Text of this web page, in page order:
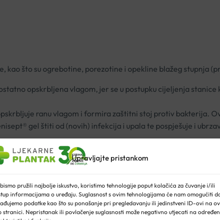
Upravljajte pristankom
pružili najbolje iskustvo, koristimo tehnologije poput kolačića za čuvanje i/ili
informacijama o uređaju. Suglasnost s ovim tehnologijama će nam omogućiti
podatke kao što su ponašanje pri pregledavanju ili jedinstveni ID-ovi na
stranici. Nepristanak ili povlačenje suglasnosti može negativno utjecati na
kao što su ogrebotine, porezotine i opekline blažeg stupnja
opskrbljena vlagom, jer se u postupku cijeljenja
ranu vlagom i formira zaštitni stoj protiv bakterija.
gel štiti od (novih) infekcija i upala te pospješuje i
za rane. Nakon toga ranu prekriti tankim slojem gela za
rane. Vrh tube za gel iz higijenskih razloga ne smije